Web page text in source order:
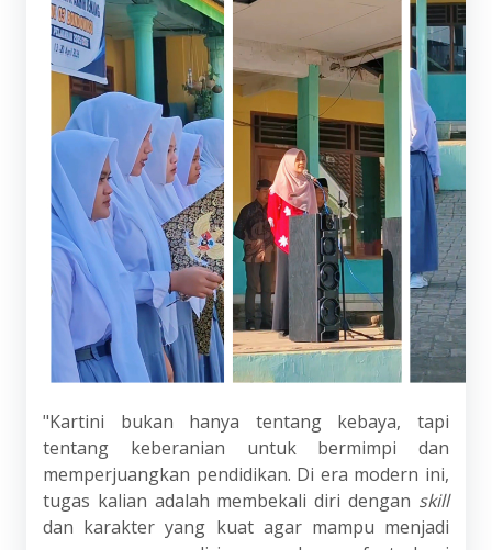
"Kartini bukan hanya tentang kebaya, tapi
tentang keberanian untuk bermimpi dan
memperjuangkan pendidikan. Di era modern ini,
tugas kalian adalah membekali diri dengan skill
dan karakter yang kuat agar mampu menjadi